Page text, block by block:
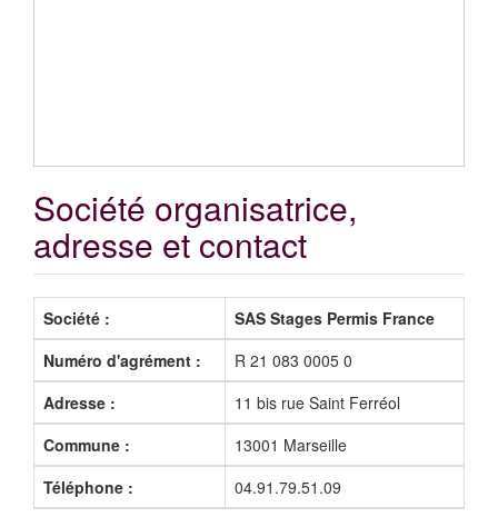
Société organisatrice,
adresse et contact
Société :
SAS Stages Permis France
Numéro d'agrément :
R 21 083 0005 0
Adresse :
11 bis rue Saint Ferréol
Commune :
13001 Marseille
Téléphone :
04.91.79.51.09